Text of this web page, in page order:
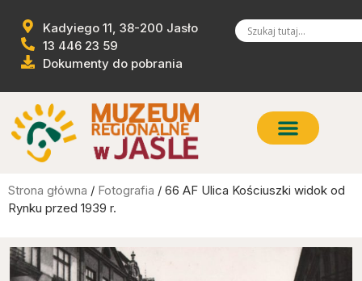
Kadyiego 11, 38-200 Jasło
13 446 23 59
Dokumenty do pobrania
Strona główna / Fotografia / 66 AF Ulica Kościuszki widok od
Rynku przed 1939 r.